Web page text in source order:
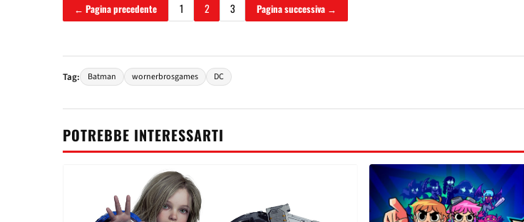
← Pagina precedente
1 2 3 Pagina successiva →
Tag: Batman wornerbrosgames DC
POTREBBE INTERESSARTI